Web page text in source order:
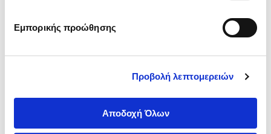
Εμπορικής προώθησης
Προβολή λεπτομερειών
Αποδοχή Όλων